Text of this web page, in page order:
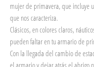
mujer de primavera, que incluye
que nos caracteriza.
Clásicos, en colores claros,
pueden faltar en tu armario de
Con la llegada del cambio de
el armario y dejar atrás el abrigo